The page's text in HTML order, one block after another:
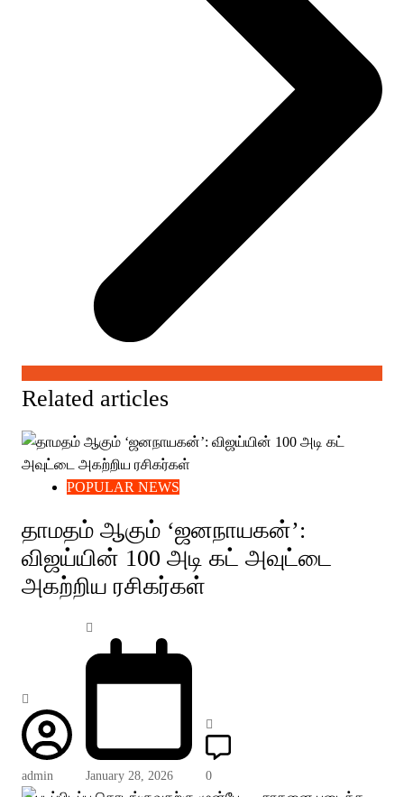
Related articles
POPULAR NEWS
தாமதம் ஆகும் ‘ஜனநாயகன்’:
விஜய்யின் 100 அடி கட் அவுட்டை
அகற்றிய ரசிகர்கள்
admin January 28, 2026 0